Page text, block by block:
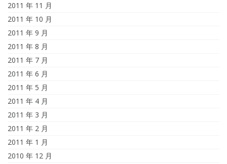
2011 年 11 月
2011 年 10 月
2011 年 9 月
2011 年 8 月
2011 年 7 月
2011 年 6 月
2011 年 5 月
2011 年 4 月
2011 年 3 月
2011 年 2 月
2011 年 1 月
2010 年 12 月